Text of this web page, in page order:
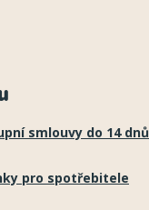
smlouvy do 14 dnů
pro spotřebitele